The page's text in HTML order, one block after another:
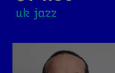
uk jazz